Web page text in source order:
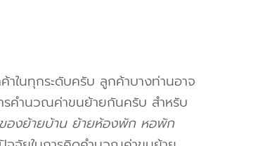
ค้าในทุกระดับครับ ลูกค้าบางท่านอาจ
รคำนวณค่าขนย้ายกันครับ สำหรับ
องย้ายบ้าน ย้ายห้องพัก หอพัก